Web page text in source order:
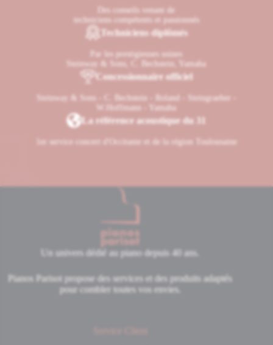
Des conseils venant de
techniciens compétents et passionnés
Techniciens diplômés
Par les prestigieuses usines
Steinway & Sons, C. Bechstein, Yamaha
Concessionnaire officiel
Steinway & Sons - C. Bechstein - Roland - Steingraeber -
W.Hoffmann - Yamaha
La référence acoustique du 31
1er service concert d'Occitanie et de la région Toulousaine
Un univers dédié au piano depuis 40 ans.
Pianos Parisot propose des services et des produits adaptés
pour combler toutes vos envies.